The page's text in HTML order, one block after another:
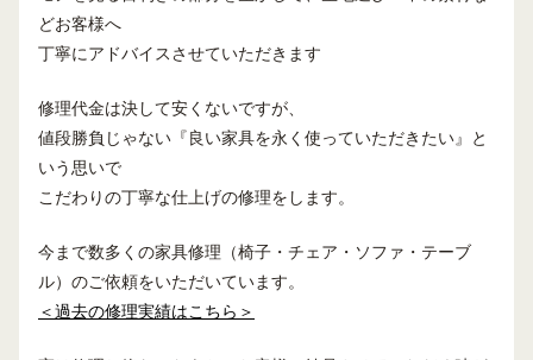
どお客様へ
丁寧にアドバイスさせていただきます
修理代金は決して安くないですが、
値段勝負じゃない『良い家具を永く使っていただきたい』と
いう思いで
こだわりの丁寧な仕上げの修理をします。
今まで数多くの家具修理（椅子・チェア・ソファ・テーブ
ル）のご依頼をいただいています。
＜過去の修理実績はこちら＞